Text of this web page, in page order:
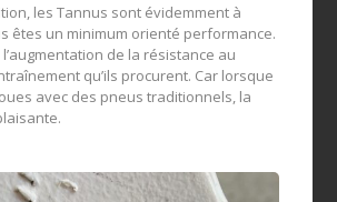
les Tannus sont évidemment à
êtes un minimum orienté performance.
l’augmentation de la résistance au
qu’ils procurent. Car lorsque
avec des pneus traditionnels, la